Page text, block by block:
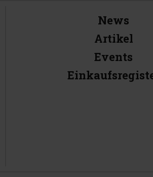
News
Artikel
Events